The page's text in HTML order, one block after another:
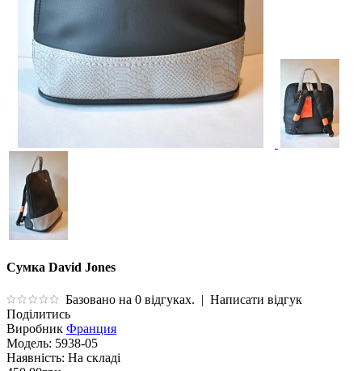
Сумка David Jones
Базовано на 0 відгуках. | Написати відгук
Поділитись
Виробник Франция
Модель: 5938-05
Наявність: На складі